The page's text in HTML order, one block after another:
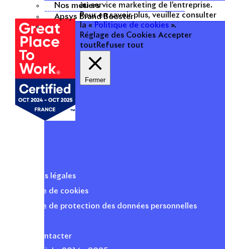
Nos métiers
Apsys Brand Booster
Une entreprise
certifiée
Mentions légales
Politique de cookies
Politique de protection des données personnelles
Nous contacter
au service marketing de l’entreprise.
Pour en savoir plus, veuillez consulter
la « Politique de cookies ».
Réglage des Cookies Accepter
tout Refuser tout
Fermer